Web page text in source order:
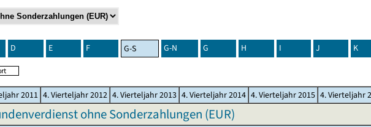
D E F G-S G-N G H I J K
2011 4. Vierteljahr 2012 4. Vierteljahr 2013 4. Vierteljahr 2014 4. Vierteljahr 2015 4. Vierteljahr
ohne Sonderzahlungen (EUR)